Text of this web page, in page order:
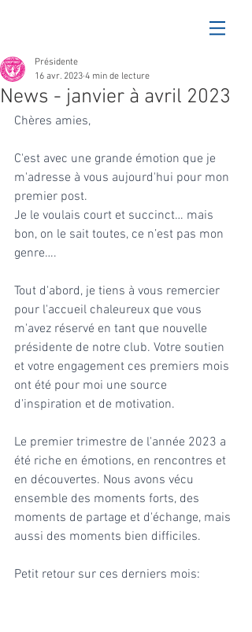
News - janvier à avril 2023
Présidente
16 avr. 2023 4 min de lecture
Chères amies,
C'est avec une grande émotion que je
m'adresse à vous aujourd'hui pour mon
premier post.
Je le voulais court et succinct… mais
bon, on le sait toutes, ce n’est pas mon
genre….
Tout d'abord, je tiens à vous remercier
pour l'accueil chaleureux que vous
m'avez réservé en tant que nouvelle
présidente de notre club. Votre soutien
et votre engagement ces premiers mois
ont été pour moi une source
d'inspiration et de motivation.
Le premier trimestre de l'année 2023 a
été riche en émotions, en rencontres et
en découvertes. Nous avons vécu
ensemble des moments forts, des
moments de partage et d'échange, mais
aussi des moments bien difficiles.
Petit retour sur ces derniers mois: